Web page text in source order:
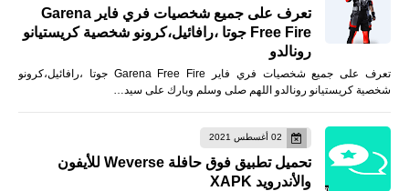
تعرف على جميع شخصيات فري فاير Garena
Free Fire جوتا ،رافائيل،كرونو شخصية كريستيانو
رونالدو
تعرف على جميع شخصيات فري فاير Garena Free Fire جوتا ،رافائيل،كرونو
شخصية كريستيانو رونالدو اللهم صلى وسلم وبارك على سيد…
02 أغسطس 2021
تحميل تطبيق فوق حافلة Weverse للأيفون
والأندرويد XAPK